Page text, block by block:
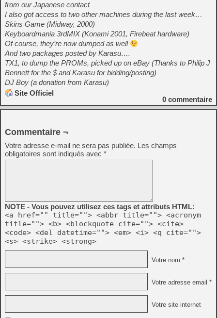
from our Japanese contact
I also got access to two other machines during the last week…
Skins Game (Midway, 2000)
Keyboardmania 3rdMIX (Konami 2001, Firebeat hardware)
Of course, they’re now dumped as well
And two packages posted by Karasu….
TX1, to dump the PROMs, picked up on eBay (Thanks to Philip J
Bennett for the $ and Karasu for bidding/posting)
DJ Boy (a donation from Karasu)
Site Officiel
0 commentaire
Commentaire ¬
Votre adresse e-mail ne sera pas publiée. Les champs
obligatoires sont indiqués avec *
NOTE - Vous pouvez utilisez ces tags et attributs HTML:
<a href="" title=""> <abbr title=""> <acronym
title=""> <b> <blockquote cite=""> <cite>
<code> <del datetime=""> <em> <i> <q cite="">
<s> <strike> <strong>
Votre nom *
Votre adresse email *
Votre site internet